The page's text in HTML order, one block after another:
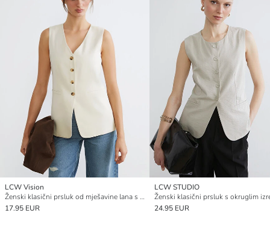
LCW Vision
Ženski klasični prsluk od mješavine lana s V-izrezom
17.95 EUR
LCW STUDIO
24.95 EUR